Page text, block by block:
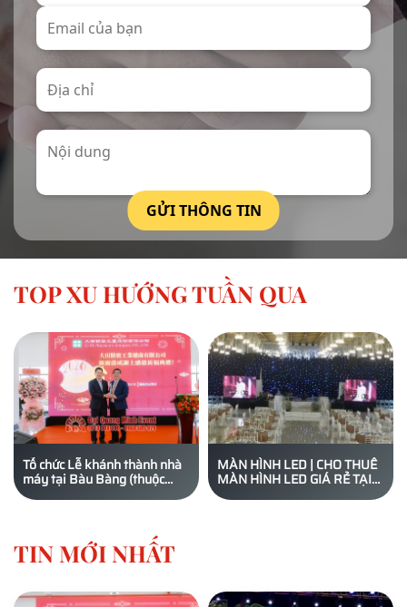
TOP XU HƯỚNG TUẦN QUA
Tổ chức Lễ khánh thành nhà
máy tại Bàu Bàng (thuộc
Bình Dương cũ).
MÀN HÌNH LED | CHO THUÊ
MÀN HÌNH LED GIÁ RẺ TẠI
BÌNH DƯƠNG
TIN MỚI NHẤT